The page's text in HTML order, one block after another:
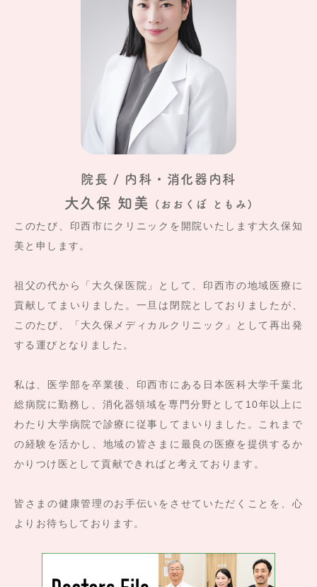
このたび、印西市にクリニックを開院いたします大久保知
美と申します。
祖父の代から「大久保医院」として、印西市の地域医療に
貢献してまいりました。一旦は閉院としておりましたが、
このたび、「大久保メディカルクリニック」として再出発
する運びとなりました。
私は、医学部を卒業後、印西市にある日本医科大学千葉北
総病院に勤務し、消化器領域を専門分野として10年以上に
わたり大学病院で診療に従事してまいりました。これまで
の経験を活かし、地域の皆さまに最良の医療を提供するか
かりつけ医として貢献できればと考えております。
皆さまの健康管理のお手伝いをさせていただくことを、心
よりお待ちしております。
院長 / 内科・消化器内科
大久保 知美 (おおくぼ ともみ)